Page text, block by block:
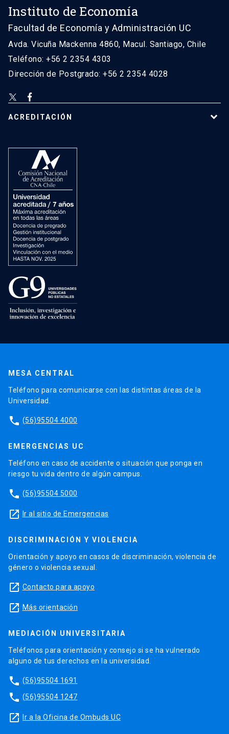
Instituto de Economía
Facultad de Economía y Administración UC
Avda. Vicuña Mackenna 4860, Macul. Santiago, Chile
Teléfono: +56 2 2354 4303
Dirección de Postgrado: +56 2 2354 4028
ACREDITACIÓN
MESA CENTRAL
Teléfono para comunicarse con las distintas áreas de la
Universidad.
phone (56)95504 4000
EMERGENCIAS UC
Teléfono en caso de accidente o situación que ponga en
riesgo tu vida dentro de algún campus.
phone (56)95504 5000
launch Ir al sitio de Emergencias
DISCRIMINACIÓN Y VIOLENCIA
Orientación y apoyo en casos de discriminación, violencia de
género o violencia sexual.
launch Contacto para apoyo
launch Más orientación
MEDIACIÓN UNIVERSITARIA
Teléfonos para orientación y consejo si se ha vulnerado
alguno de tus derechos en la universidad.
phone (56)95504 1691
phone (56)95504 1247
launch Ir a la Oficina de Ombuds UC